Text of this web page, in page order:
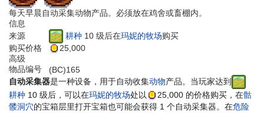
每天早晨自动采集动物产品。必须放在鸡舍或畜棚内。
信息
来源
耕种 10 级后在玛妮的牧场购买
购买价格
25,000
高级
物品编号
(BC)165
自动采集器是一种设备，用于自动收集动物产品。当玩家达到
耕种 10 级后，可以在玛妮的牧场处以 25,000 的价格购买，在骷
髅洞穴的宝箱层里打开宝箱也可能会获得 1 个自动采集器。在危险